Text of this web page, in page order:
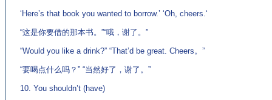
‘Here’s that book you wanted to borrow.’ ‘Oh, cheers.‘
“这是你要借的那本书。”“哦，谢了。”
“Would you like a drink?” “That’d be great. Cheers。”
“要喝点什么吗？” “当然好了，谢了。”
10. You shouldn’t (have)